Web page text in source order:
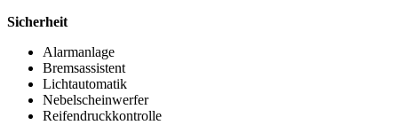
Sicherheit
Alarmanlage
Bremsassistent
Lichtautomatik
Nebelscheinwerfer
Reifendruckkontrolle